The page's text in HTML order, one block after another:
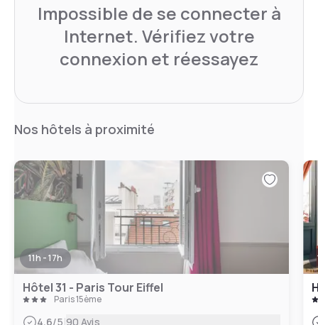
Impossible de se connecter à
Internet. Vérifiez votre
connexion et réessayez
Nos hôtels à proximité
11h - 17h
Hôtel 31 - Paris Tour Eiffel
Paris 15ème
4.6/5 90 Avis